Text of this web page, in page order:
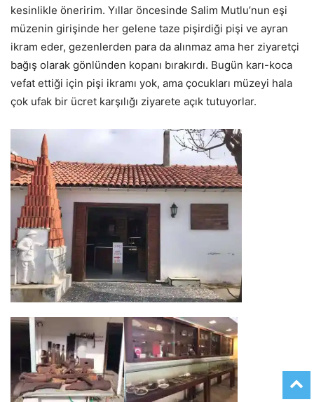
kesinlikle öneririm. Yıllar öncesinde Salim Mutlu’nun eşi
müzenin girişinde her gelene taze pişirdiği pişi ve ayran
ikram eder, gezenlerden para da alınmaz ama her ziyaretçi
bağış olarak gönlünden kopanı bırakırdı. Bugün karı-koca
vefat ettiği için pişi ikramı yok, ama çocukları müzeyi hala
çok ufak bir ücret karşılığı ziyarete açık tutuyorlar.